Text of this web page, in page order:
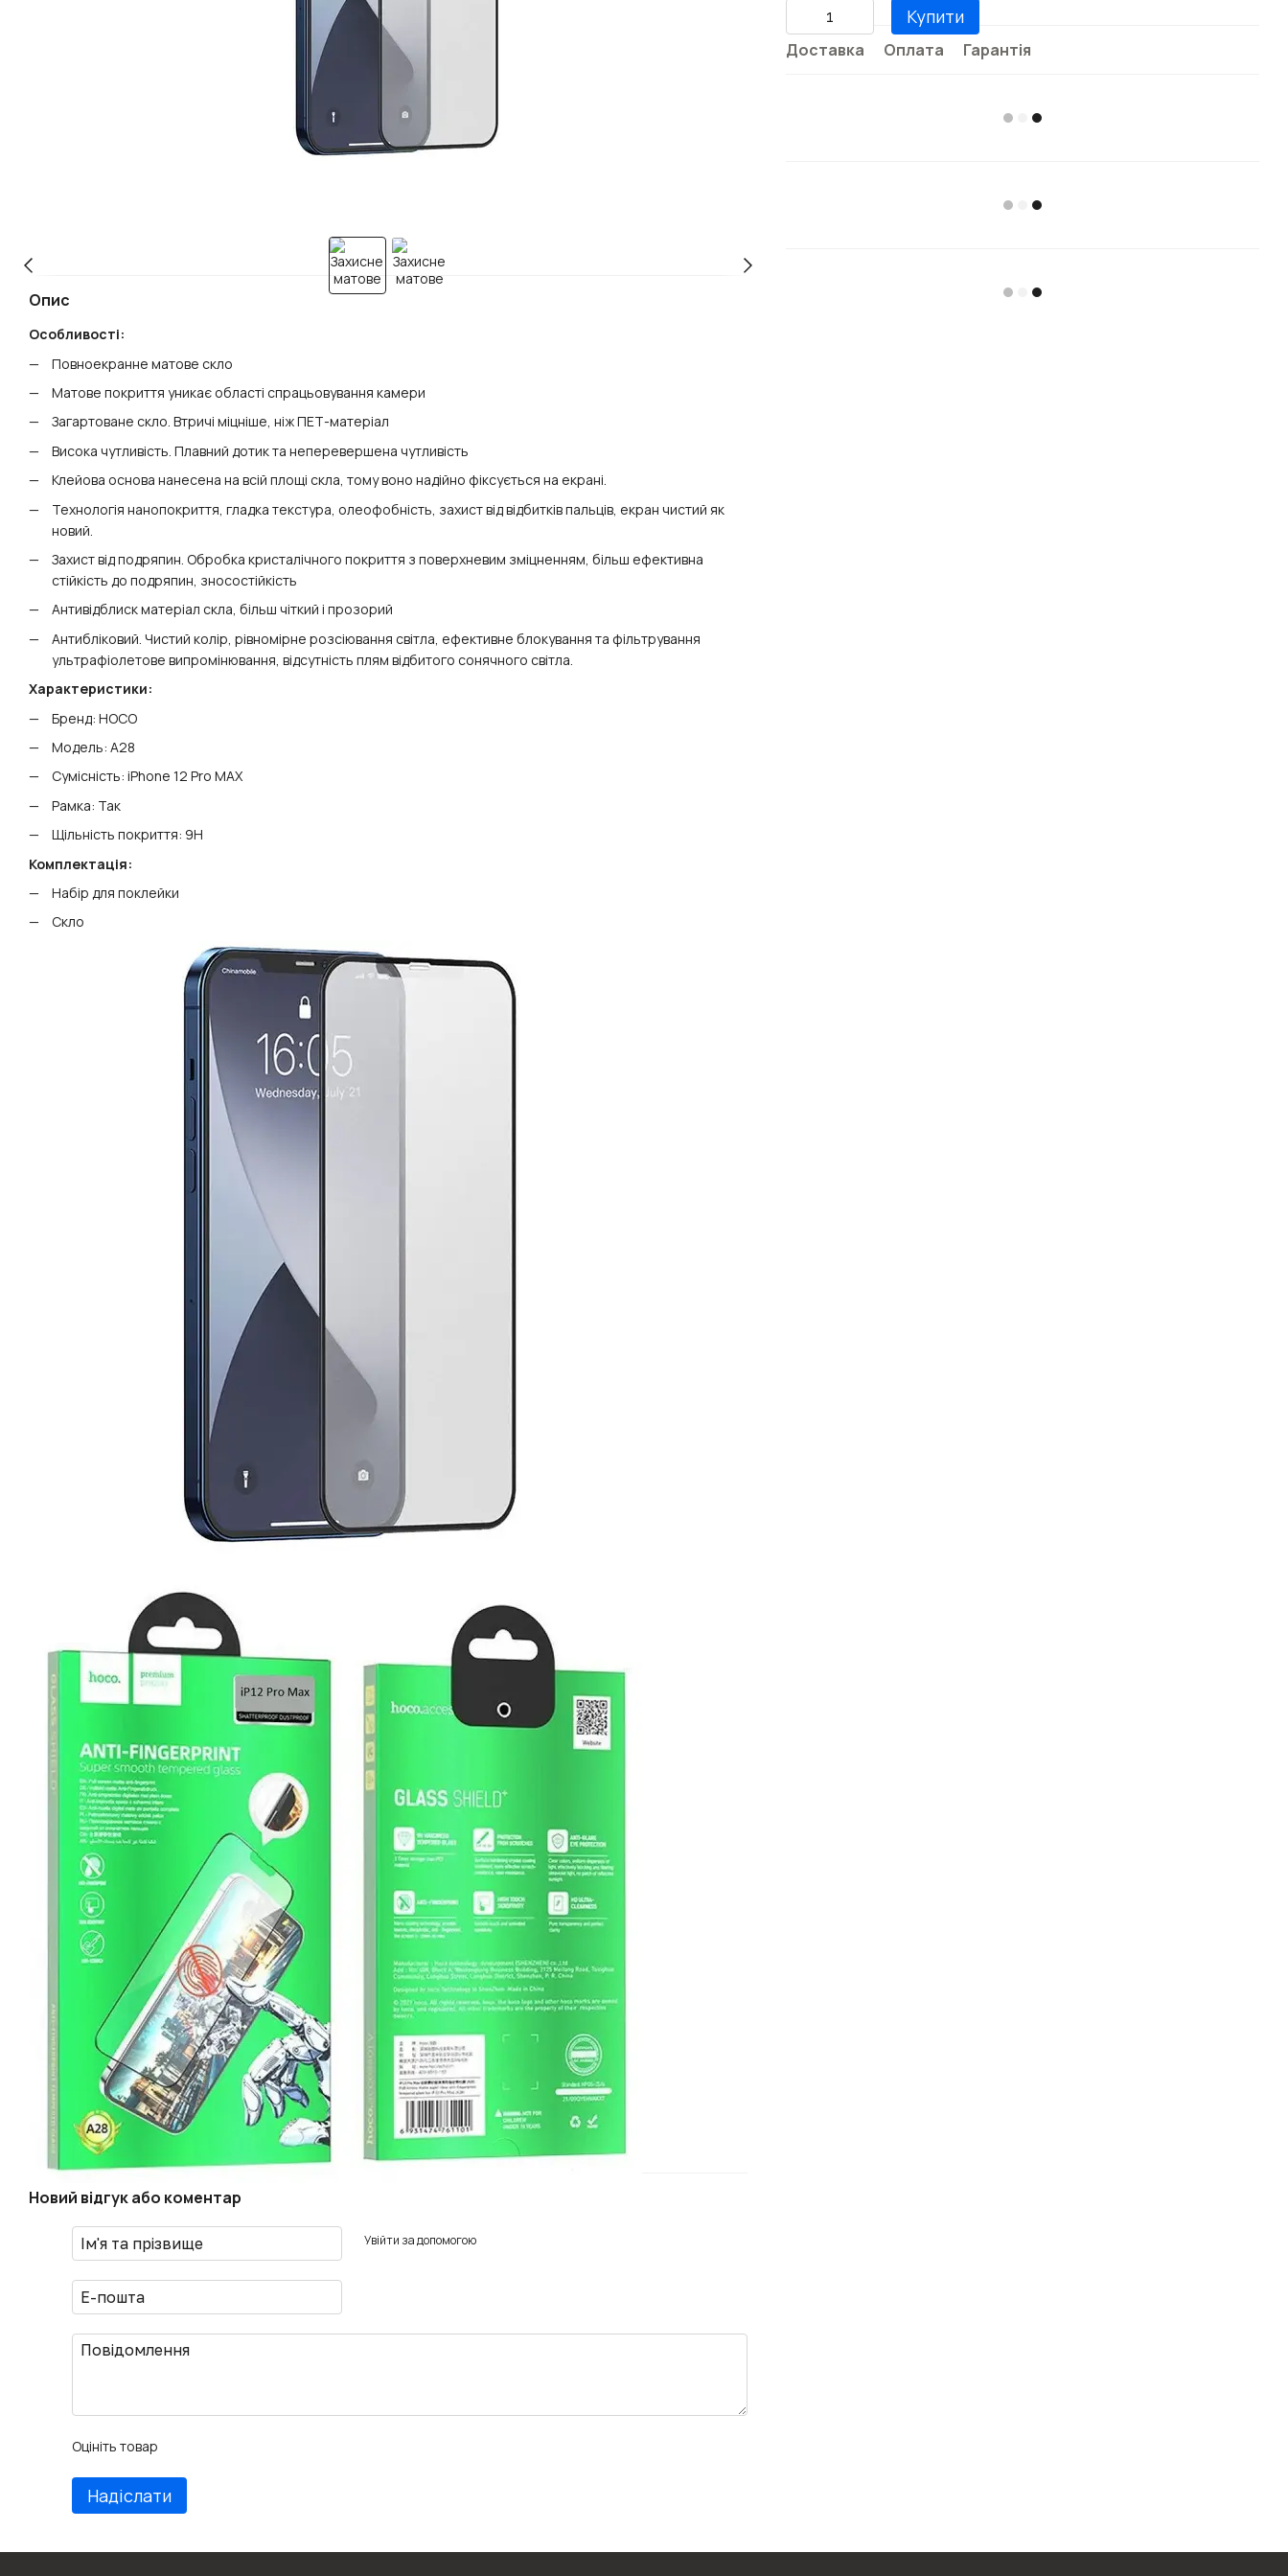
Опис
Особливості:
Повноекранне матове скло
Матове покриття уникає області спрацьовування камери
Загартоване скло. Втричі міцніше, ніж ПЕТ-матеріал
Висока чутливість. Плавний дотик та неперевершена чутливість
Клейова основа нанесена на всій площі скла, тому воно надійно фіксується на екрані.
Технологія нанопокриття, гладка текстура, олеофобність, захист від відбитків пальців, екран чистий як
новий.
Захист від подряпин. Обробка кристалічного покриття з поверхневим зміцненням, більш ефективна
стійкість до подряпин, зносостійкість
Антивідблиск матеріал скла, більш чіткий і прозорий
Антибліковий. Чистий колір, рівномірне розсіювання світла, ефективне блокування та фільтрування
ультрафіолетове випромінювання, відсутність плям відбитого сонячного світла.
Характеристики:
Бренд: HOCO
Модель: A28
Сумісність: iPhone 12 Pro MAX
Рамка: Так
Щільність покриття: 9H
Комплектація:
Набір для поклейки
Скло
Новий відгук або коментар
Увійти за допомогою
Оцініть товар
Надіслати
Купити
Доставка Оплата Гарантія